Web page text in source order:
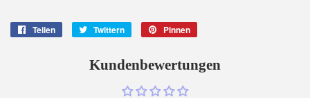
Teilen Twittern
twittern
Pinnen
pinnen
Kundenbewertungen